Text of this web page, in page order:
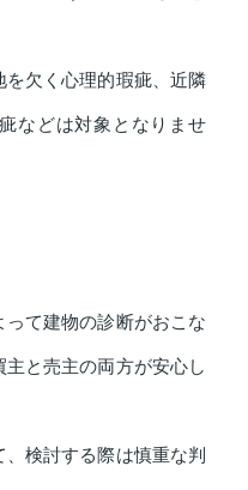
欠く心理的瑕疵、近隣
などは対象となりませ
て建物の診断がおこな
と売主の両方が安心し
検討する際は慎重な判